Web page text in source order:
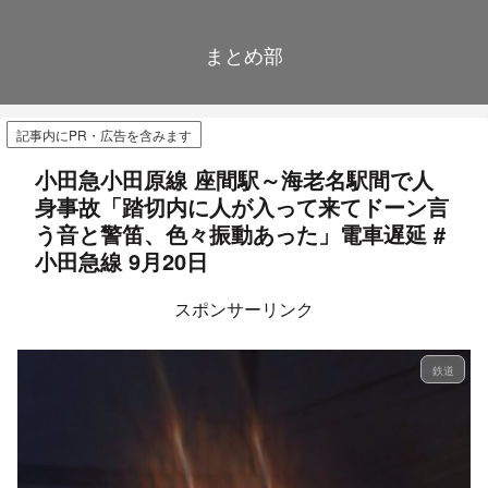
まとめ部
記事内にPR・広告を含みます
小田急小田原線 座間駅～海老名駅間で人
身事故「踏切内に人が入って来てドーン言
う音と警笛、色々振動あった」電車遅延 #
小田急線 9月20日
スポンサーリンク